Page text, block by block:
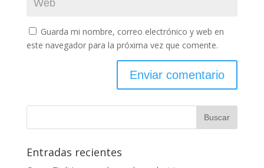
Guarda mi nombre, correo electrónico y web en
este navegador para la próxima vez que comente.
Entradas recientes